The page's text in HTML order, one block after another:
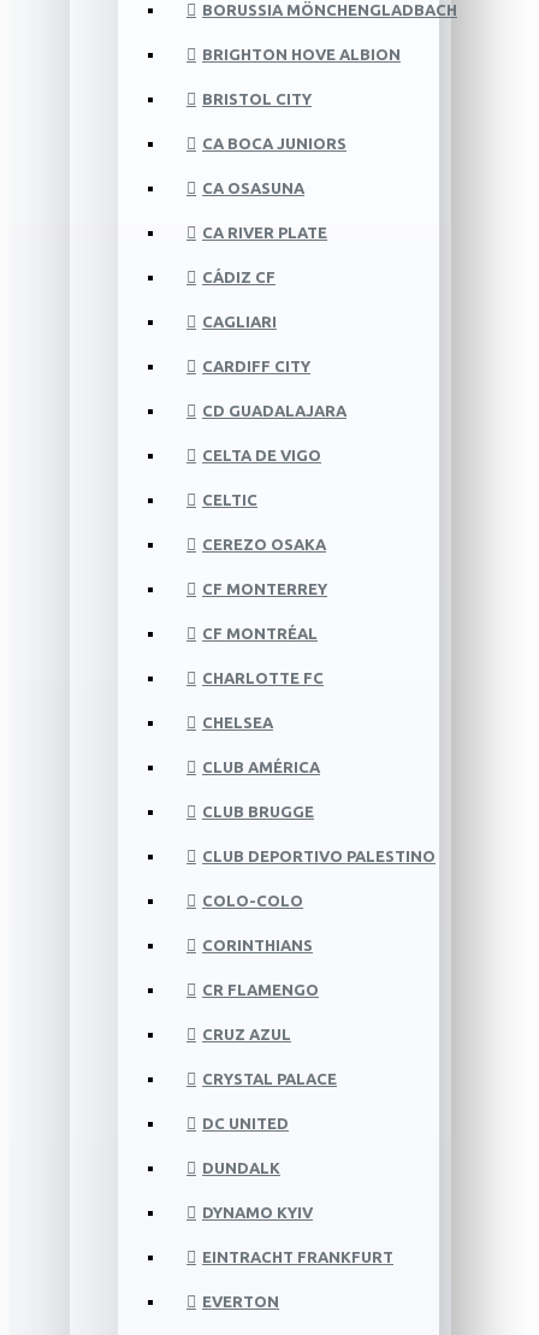
BORUSSIA MÖNCHENGLADBACH
BRIGHTON HOVE ALBION
BRISTOL CITY
CA BOCA JUNIORS
CA OSASUNA
CA RIVER PLATE
CÁDIZ CF
CAGLIARI
CARDIFF CITY
CD GUADALAJARA
CELTA DE VIGO
CELTIC
CEREZO OSAKA
CF MONTERREY
CF MONTRÉAL
CHARLOTTE FC
CHELSEA
CLUB AMÉRICA
CLUB BRUGGE
CLUB DEPORTIVO PALESTINO
COLO-COLO
CORINTHIANS
CR FLAMENGO
CRUZ AZUL
CRYSTAL PALACE
DC UNITED
DUNDALK
DYNAMO KYIV
EINTRACHT FRANKFURT
EVERTON